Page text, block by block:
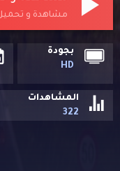
مشاهدة و
بجودة
HD
المشاهدات
322